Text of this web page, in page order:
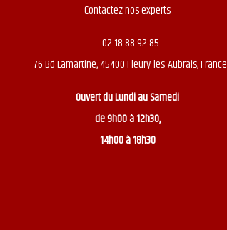
Contactez nos experts
02 18 88 92 85
76 Bd Lamartine, 45400 Fleury-les-Aubrais, France
Ouvert duLundi au Samedi
de 9h00 à 12h30,
14h00 à 18h30